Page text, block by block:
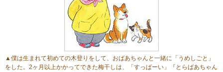
▲僕は生まれて初めての木登りをして、おばあちゃんと一緒に「うめしごと」
をした。2ヶ月以上かかってできた梅干しは、「すっぱーい」
『とらばあちゃん